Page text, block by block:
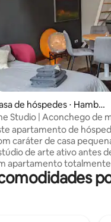
média de 5, 127
de hóspedes ⋅ Hambur
Studio | Aconchego de
área externa
apartamento de
caráter de casa
de arte ativo antes
apartamento
Acomoda
único quarto de nível